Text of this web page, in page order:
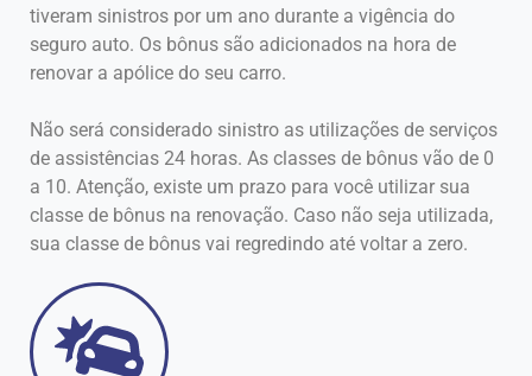
tiveram sinistros por um ano durante a vigência do
seguro auto. Os bônus são adicionados na hora de
renovar a apólice do seu carro.
Não será considerado sinistro as utilizações de serviços
de assistências 24 horas. As classes de bônus vão de 0
a 10. Atenção, existe um prazo para você utilizar sua
classe de bônus na renovação. Caso não seja utilizada,
sua classe de bônus vai regredindo até voltar a zero.